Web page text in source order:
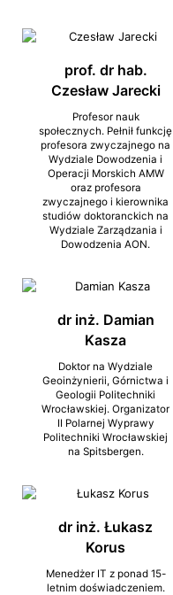
prof. dr hab.
Czesław Jarecki
Profesor nauk
społecznych. Pełnił funkcję
profesora zwyczajnego na
Wydziale Dowodzenia i
Operacji Morskich AMW
oraz profesora
zwyczajnego i kierownika
studiów doktoranckich na
Wydziale Zarządzania i
Dowodzenia AON.
dr inż. Damian
Kasza
Doktor na Wydziale
Geoinżynierii, Górnictwa i
Geologii Politechniki
Wrocławskiej. Organizator
II Polarnej Wyprawy
Politechniki Wrocławskiej
na Spitsbergen.
dr inż. Łukasz
Korus
Menedżer IT z ponad 15-
letnim doświadczeniem.